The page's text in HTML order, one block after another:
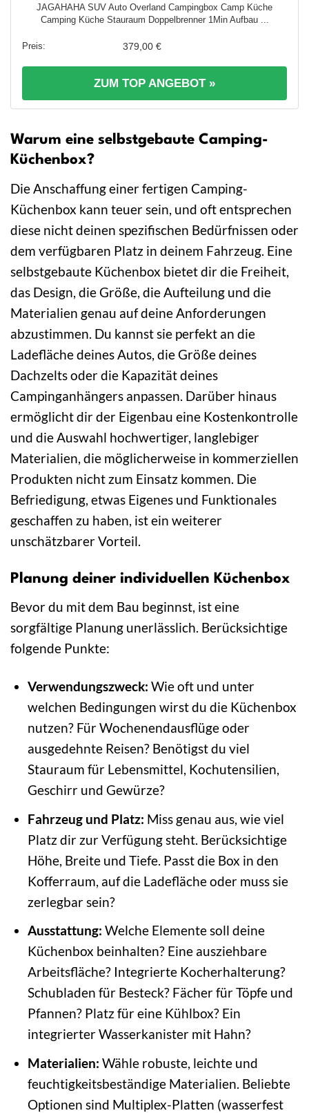
JAGAHAHA SUV Auto Overland Campingbox Camp Küche
Camping Küche Stauraum Doppelbrenner 1Min Aufbau ...
379,00 €
ZUM TOP ANGEBOT »
Warum eine selbstgebaute Camping-
Küchenbox?
Die Anschaffung einer fertigen Camping-
Küchenbox kann teuer sein, und oft entsprechen
diese nicht deinen spezifischen Bedürfnissen oder
dem verfügbaren Platz in deinem Fahrzeug. Eine
selbstgebaute Küchenbox bietet dir die Freiheit,
das Design, die Größe, die Aufteilung und die
Materialien genau auf deine Anforderungen
abzustimmen. Du kannst sie perfekt an die
Ladefläche deines Autos, die Größe deines
Dachzelts oder die Kapazität deines
Campinganhängers anpassen. Darüber hinaus
ermöglicht dir der Eigenbau eine Kostenkontrolle
und die Auswahl hochwertiger, langlebiger
Materialien, die möglicherweise in kommerziellen
Produkten nicht zum Einsatz kommen. Die
Befriedigung, etwas Eigenes und Funktionales
geschaffen zu haben, ist ein weiterer
unschätzbarer Vorteil.
Planung deiner individuellen Küchenbox
Bevor du mit dem Bau beginnst, ist eine
sorgfältige Planung unerlässlich. Berücksichtige
folgende Punkte:
Verwendungszweck: Wie oft und unter
welchen Bedingungen wirst du die Küchenbox
nutzen? Für Wochenendausflüge oder
ausgedehnte Reisen? Benötigst du viel
Stauraum für Lebensmittel, Kochutensilien,
Geschirr und Gewürze?
Fahrzeug und Platz: Miss genau aus, wie viel
Platz dir zur Verfügung steht. Berücksichtige
Höhe, Breite und Tiefe. Passt die Box in den
Kofferraum, auf die Ladefläche oder muss sie
zerlegbar sein?
Ausstattung: Welche Elemente soll deine
Küchenbox beinhalten? Eine ausziehbare
Arbeitsfläche? Integrierte Kocherhalterung?
Schubladen für Besteck? Fächer für Töpfe und
Pfannen? Platz für eine Kühlbox? Ein
integrierter Wasserkanister mit Hahn?
Materialien: Wähle robuste, leichte und
feuchtigkeitsbeständige Materialien. Beliebte
Optionen sind Multiplex-Platten (wasserfest